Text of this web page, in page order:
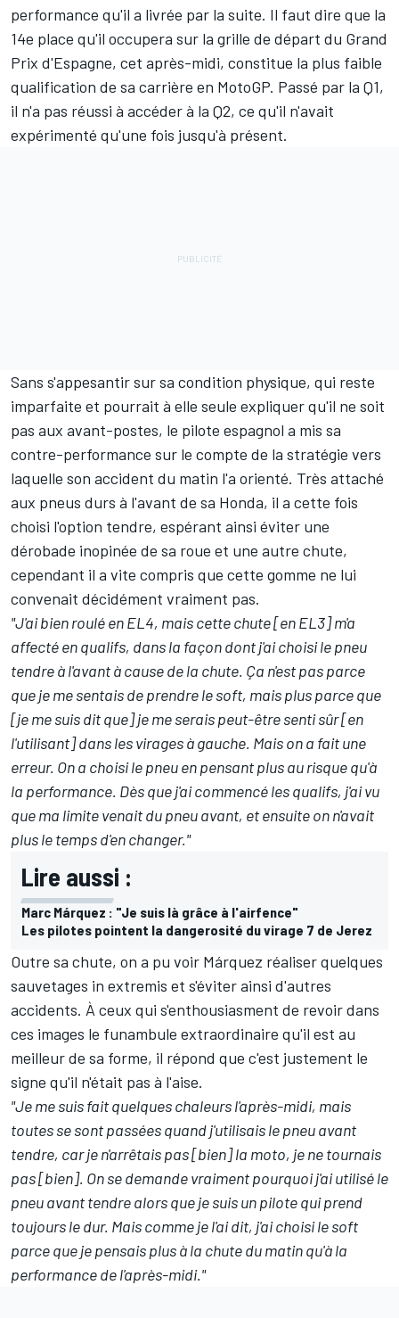
performance qu'il a livrée par la suite. Il faut dire que la
14e place qu'il occupera sur la grille de départ du Grand
Prix d'Espagne, cet après-midi, constitue la plus faible
qualification de sa carrière en MotoGP. Passé par la Q1,
il n'a pas réussi à accéder à la Q2, ce qu'il n'avait
expérimenté qu'une fois jusqu'à présent.
Sans s'appesantir sur sa condition physique, qui reste
imparfaite et pourrait à elle seule expliquer qu'il ne soit
pas aux avant-postes, le pilote espagnol a mis sa
contre-performance sur le compte de la stratégie vers
laquelle son accident du matin l'a orienté. Très attaché
aux pneus durs à l'avant de sa Honda, il a cette fois
choisi l'option tendre, espérant ainsi éviter une
dérobade inopinée de sa roue et une autre chute,
cependant il a vite compris que cette gomme ne lui
convenait décidément vraiment pas.
"J'ai bien roulé en EL4, mais cette chute [en EL3] m'a
affecté en qualifs, dans la façon dont j'ai choisi le pneu
tendre à l'avant à cause de la chute. Ça n'est pas parce
que je me sentais de prendre le soft, mais plus parce que
[je me suis dit que] je me serais peut-être senti sûr [en
l'utilisant] dans les virages à gauche. Mais on a fait une
erreur. On a choisi le pneu en pensant plus au risque qu'à
la performance. Dès que j'ai commencé les qualifs, j'ai vu
que ma limite venait du pneu avant, et ensuite on n'avait
plus le temps d'en changer."
Lire aussi :
Marc Márquez : "Je suis là grâce à l'airfence"
Les pilotes pointent la dangerosité du virage 7 de Jerez
Outre sa chute, on a pu voir Márquez réaliser quelques
sauvetages in extremis et s'éviter ainsi d'autres
accidents. À ceux qui s'enthousiasment de revoir dans
ces images le funambule extraordinaire qu'il est au
meilleur de sa forme, il répond que c'est justement le
signe qu'il n'était pas à l'aise.
"Je me suis fait quelques chaleurs l'après-midi, mais
toutes se sont passées quand j'utilisais le pneu avant
tendre, car je n'arrêtais pas [bien] la moto, je ne tournais
pas [bien]. On se demande vraiment pourquoi j'ai utilisé le
pneu avant tendre alors que je suis un pilote qui prend
toujours le dur. Mais comme je l'ai dit, j'ai choisi le soft
parce que je pensais plus à la chute du matin qu'à la
performance de l'après-midi."